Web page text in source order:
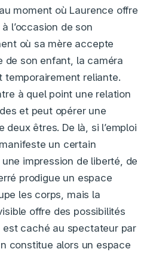
moment où Laurence offre
l’occasion de son
où sa mère accepte
de son enfant, la caméra
temporairement reliante.
à quel point une relation
et peut opérer une
êtres. De là, si l’emploi
un certain
impression de liberté, de
prodigue un espace
les corps, mais la
offre des possibilités
est caché au spectateur par
constitue alors un espace